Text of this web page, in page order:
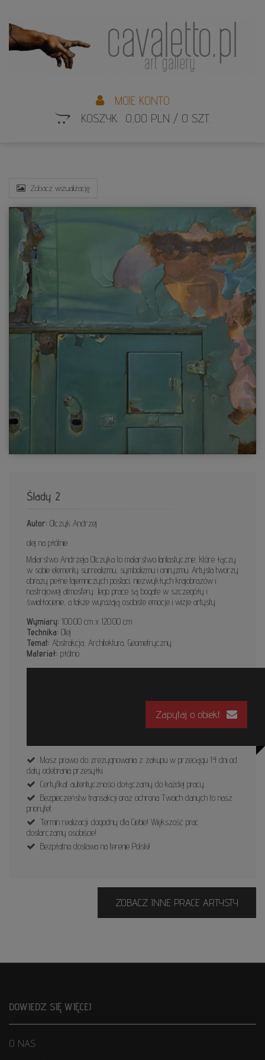
MOJE KONTO
KOSZYK: 0,00 PLN / 0 SZT.
Zobacz wizualizację
Ślady 2
Autor: Olczyk Andrzej
olej na płótnie
Malarstwo Andrzeja Olczyka to malarstwo fantastyczne, które łączy
w sobie elementy surrealizmu, symbolizmu i oniryzmu. Artysta tworzy
obrazy pełne tajemniczych postaci, niezwykłych krajobrazów i
nastrojowej atmosfery. Jego prace są bogate w szczegóły i
światłocienie, a także wyrażają osobiste emocje i wizje artysty.
Wymiary: 100.00 cm x 120.00 cm
Technika: Olej
Temat: Abstrakcja, Architektura, Geometryczny
Materiał: płótno
Zapytaj o obiekt
Masz prawo do zrezygnowania z zakupu w przeciągu 14 dni od
daty odebrania przesyłki.
Certyfikat autentyczności dołączamy do każdej pracy.
Bezpieczeństw transakcji oraz ochrona Twoich danych to nasz
priorytet.
Termin realizacji: dogodny dla Ciebie! Większość prac
dostarczamy osobiście!
Bezpłatna dostawa na terenie Polski!
ZOBACZ INNE PRACE ARTYSTY
DOWIEDZ SIĘ WIĘCEJ
O NAS